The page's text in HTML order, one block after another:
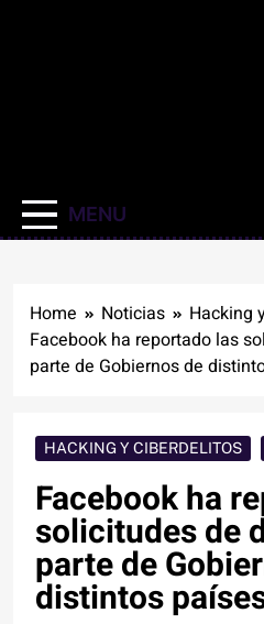
MENU
Home Noticias
Hacking
Facebook ha reportado las
parte de Gobiernos de
HACKING Y CIBERDELITOS
Facebook ha
solicitudes de
parte de
distintos